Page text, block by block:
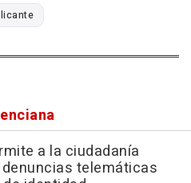
a la ciudadanía
telemáticas